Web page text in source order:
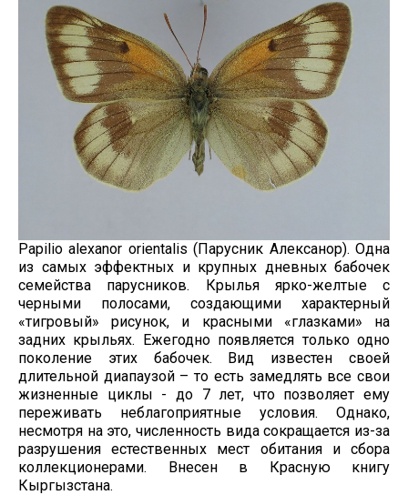
Papilio alexanor orientalis (Парусник Алексанор). Одна
из самых эффектных и крупных дневных бабочек
семейства парусников. Крылья ярко-желтые с
черными полосами, создающими характерный
«тигровый» рисунок, и красными «глазками» на
задних крыльях. Ежегодно появляется только одно
поколение этих бабочек. Вид известен своей
длительной диапаузой – то есть замедлять все свои
жизненные циклы - до 7 лет, что позволяет ему
переживать неблагоприятные условия. Однако,
несмотря на это, численность вида сокращается из-за
разрушения естественных мест обитания и сбора
коллекционерами. Внесен в Красную книгу
Кыргызстана.